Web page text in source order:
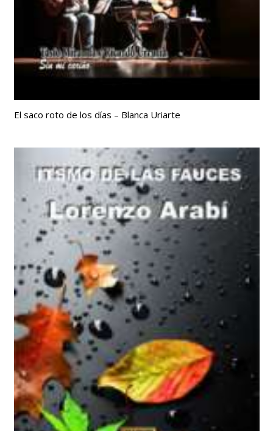
El saco roto de los días – Blanca Uriarte